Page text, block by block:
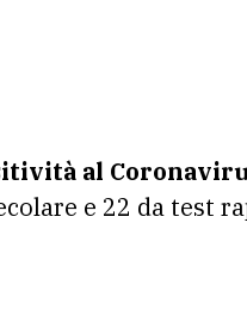
al
e 22 da test